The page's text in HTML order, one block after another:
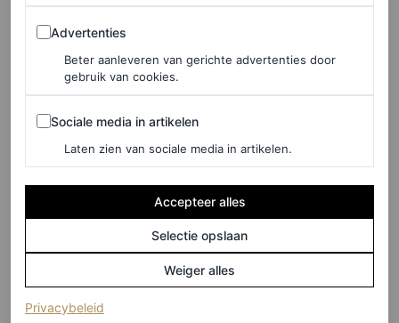
die vol zit met de subtiele symboliek die we met haar zijn
gaan associëren. Hollywood staat de prinses van Wales
LEES OOK
Kate Middleton omarmt de jaren 60 in deze
kleurrijke retro jas
Advertenties
Advertenties
Beter aanleveren van gerichte advertenties door
gebruik van cookies.
Sociale media in artikelen
Sociale media in artikelen
Laten zien van sociale media in artikelen.
Accepteer alles
Selectie opslaan
Weiger alles
Privacybeleid